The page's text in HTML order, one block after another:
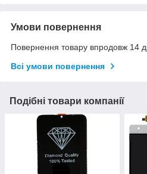
Умови повернення
Повернення товару впродовж 14
Всі умови повернення
Подібні товари компанії